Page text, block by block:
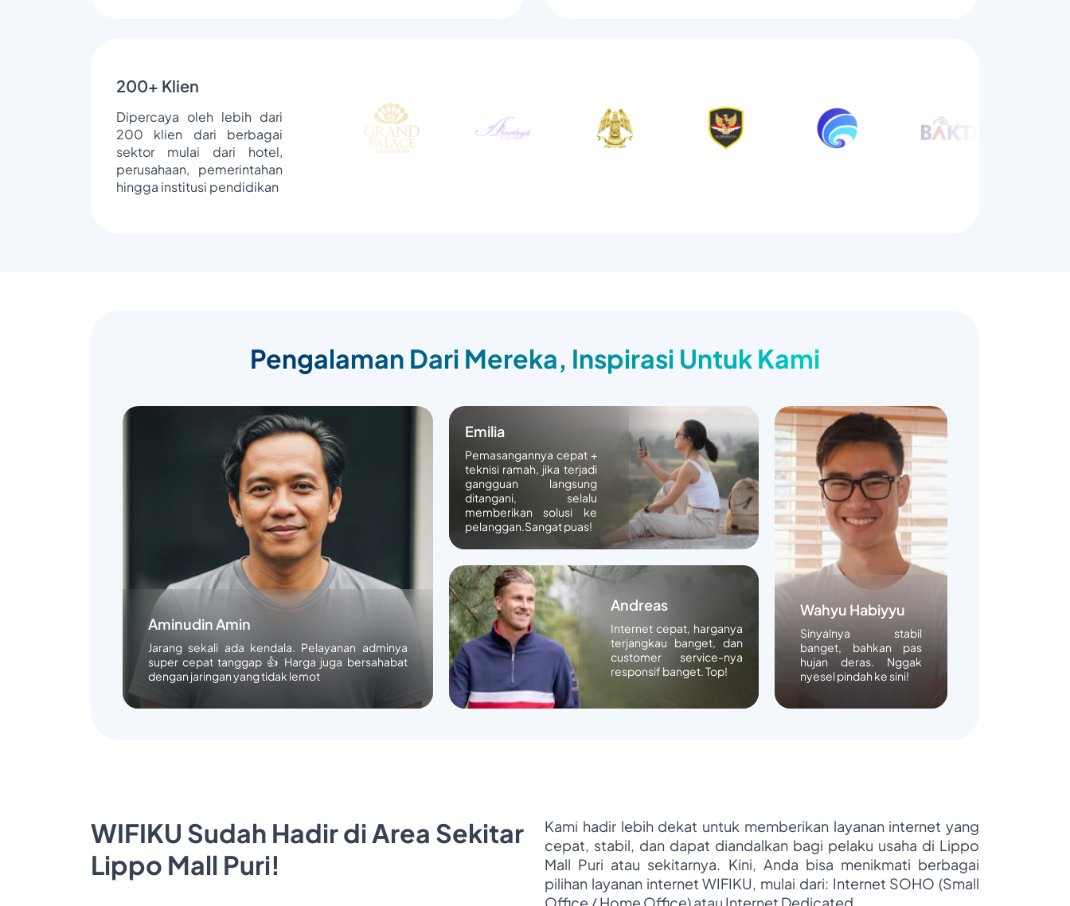
200+ Klien
Dipercaya oleh lebih dari
200 klien dari berbagai
sektor mulai dari hotel,
perusahaan, pemerintahan
hingga institusi pendidikan
Pengalaman Dari Mereka, Inspirasi Untuk Kami
Aminudin Amin
Jarang sekali ada kendala. Pelayanan adminya
super cepat tanggap 👍 Harga juga bersahabat
dengan jaringan yang tidak lemot
Emilia
Pemasangannya cepat +
teknisi ramah, jika terjadi
gangguan langsung
ditangani, selalu
memberikan solusi ke
pelanggan.Sangat puas!
Wahyu Habiyyu
Sinyalnya stabil
banget, bahkan pas
hujan deras. Nggak
nyesel pindah ke sini!
Andreas
Internet cepat, harganya
terjangkau banget, dan
customer service-nya
responsif banget. Top!
WIFIKU Sudah Hadir di Area Sekitar
Lippo Mall Puri!
Kami hadir lebih dekat untuk memberikan layanan internet yang
cepat, stabil, dan dapat diandalkan bagi pelaku usaha di Lippo
Mall Puri atau sekitarnya. Kini, Anda bisa menikmati berbagai
pilihan layanan internet WIFIKU, mulai dari: Internet SOHO (Small